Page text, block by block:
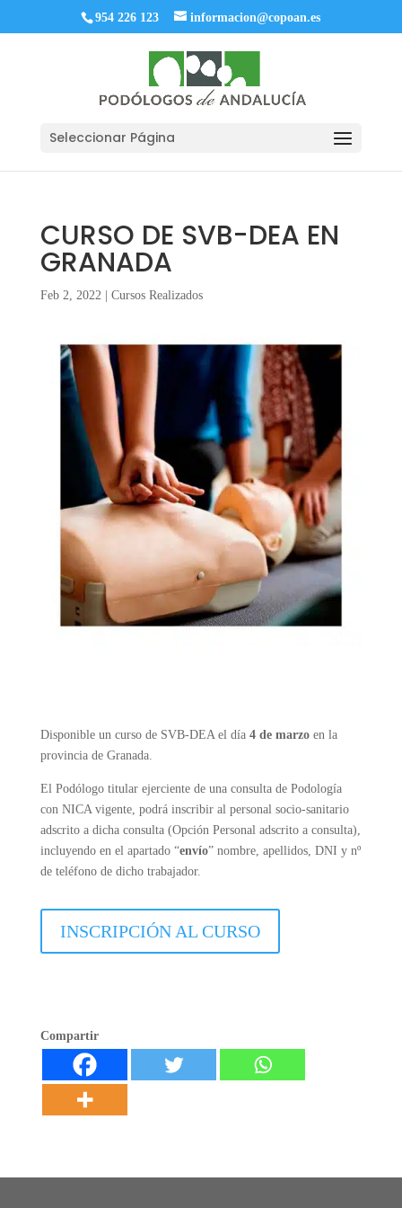
954 226 123 informacion@copoan.es
Seleccionar Página
CURSO DE SVB-DEA EN
GRANADA
Feb 2, 2022| Cursos Realizados
Disponible un curso de SVB-DEA el día 4 de marzoen la
provincia de Granada.
El Podólogo titular ejerciente de una consulta de Podología
con NICA vigente, podrá inscribir al personal socio-sanitario
adscrito a dicha consulta (Opción Personal adscrito a consulta),
incluyendo en el apartado “envío” nombre, apellidos, DNI y nº
de teléfono de dicho trabajador.
INSCRIPCIÓN AL CURSO
Compartir